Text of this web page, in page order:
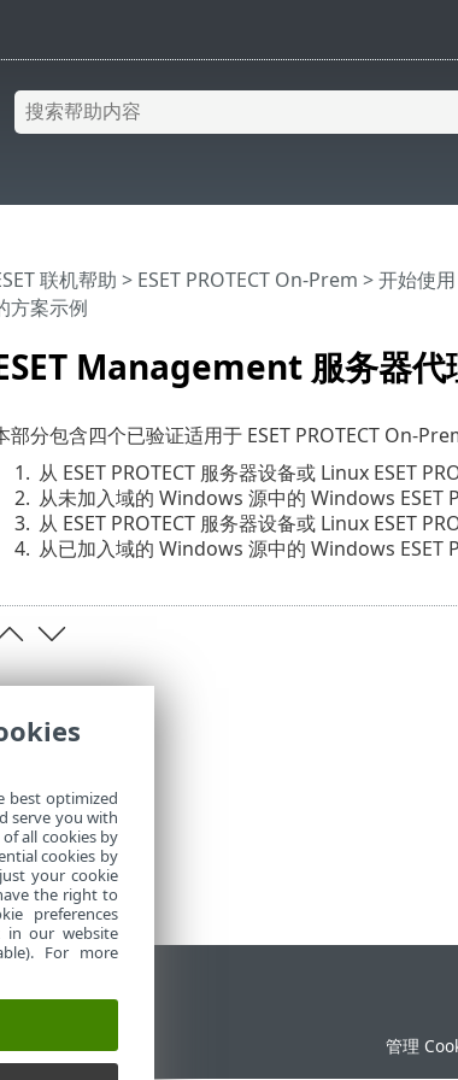
Management 服务器代
联机帮助 > ESET PROTECT On-Prem >开始使用
方案示例
部分包含四个已验证适用于 ESET PROTECT On-
1. 从 ESET PROTECT 服务器设备或 Linux ESET
2. 从未加入域的 Windows 源中的 Windows ESET
3. 从 ESET PROTECT 服务器设备或 Linux ESET
4. 从已加入域的 Windows 源中的 Windows ESET
管理
best optimized
serve you with
all cookies by
cookies by
your cookie
the right to
preferences
in our website
For more